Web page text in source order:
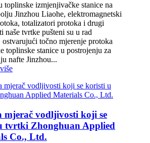
toplinske izmjenjivačke stanice na
Jinzhou Liaohe, elektromagnetski
totalizatori protoka i drugi
naše tvrtke pušteni su u rad
ostvarujući točno mjerenje protoka
toplinske stanice u postrojenju za
nafte Jinzhou...
mjerač vodljivosti koji se
tvrtki Zhonghuan Applied
Co., Ltd.